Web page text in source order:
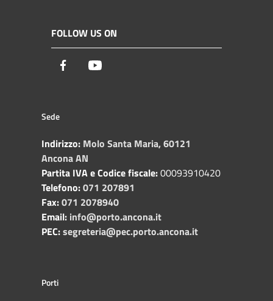
FOLLOW US ON
Facebook
Sede
Indirizzo: Molo Santa Maria, 60121
Ancona AN
Partita IVA e Codice fiscale:00093910420
Telefono:071 207891
Fax:071 2078940
Email: info@porto.ancona.it
PEC:segreteria@pec.porto.ancona.it
Porti